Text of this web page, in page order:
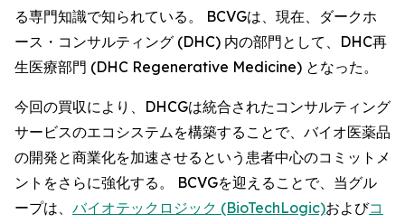
る専門知識で知られている。 BCVGは、現在、ダークホ
ース・コンサルティング (DHC) 内の部門として、DHC再
生医療部門 (DHC Regenerative Medicine) となった。
今回の買収により、DHCGは統合されたコンサルティング
サービスのエコシステムを構築することで、バイオ医薬品
の開発と商業化を加速させるという患者中心のコミットメ
ントをさらに強化する。 BCVGを迎えることで、当グル
ープは、 バイオテックロジック (BioTechLogic)およびコ